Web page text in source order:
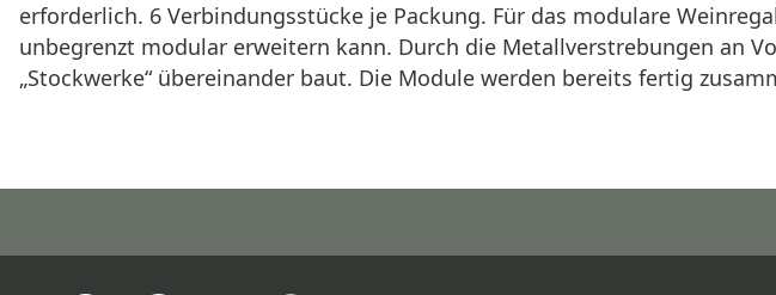
erforderlich. 6 Verbindungsstücke je Packung. Für das modulare
unbegrenzt modular erweitern kann. Durch die Metallverstrebungen an
„Stockwerke“ übereinander baut. Die Module werden bereits fertig